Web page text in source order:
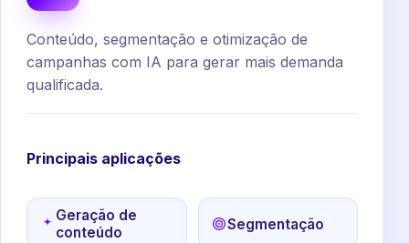
Conteúdo, segmentação e otimização de
campanhas com IA para gerar mais demanda
qualificada.
Principais aplicações
Geração de
conteúdo
Segmentação